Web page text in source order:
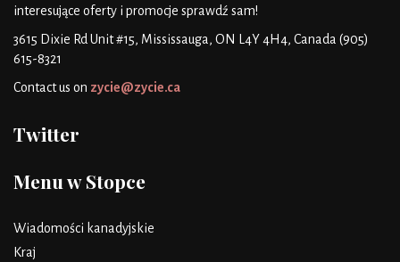
interesujące oferty i promocje sprawdź sam!
3615 Dixie Rd Unit #15, Mississauga, ON L4Y 4H4, Canada (905)
615-8321
Contact us on zycie@zycie.ca
Twitter
Menu w Stopce
Wiadomości kanadyjskie
Kraj